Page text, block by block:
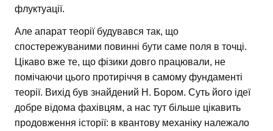
флуктуації.
Але апарат теорії будувався так, що
спостережуваними повинні бути саме поля в точці.
Цікаво вже те, що фізики довго працювали, не
помічаючи цього протиріччя в самому фундаменті
теорії. Вихід був знайдений Н. Бором. Суть його ідеї
добре відома фахівцям, а нас тут більше цікавить
продовження історії: в квантову механіку належало